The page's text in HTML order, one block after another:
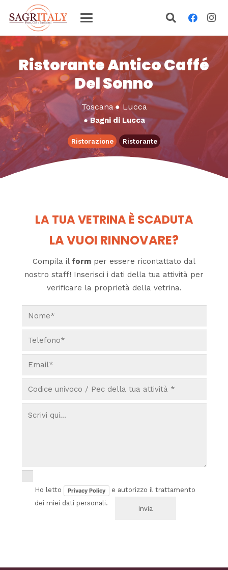
Ristorante Antico Caffé
Del Sonno
Toscana● Lucca
●Bagni di Lucca
Ristorazione Ristorante
LA TUA VETRINA È SCADUTA
LA VUOI RINNOVARE?
Compila il form per essere ricontattato dal
nostro staff! Inserisci i dati della tua attività per
verificare la proprietà della vetrina.
Ho letto Privacy Policy
e autorizzo il trattamento
dei miei dati personali.